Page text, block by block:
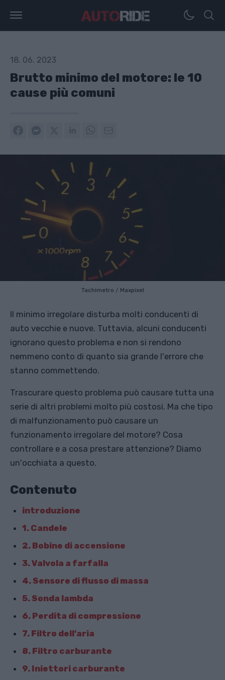
18. 06. 2023
Brutto minimo del motore: le 10
cause più comuni
Tachimetro / Maxpixel
Il minimo irregolare disturba molti conducenti di
auto vecchie e nuove. Tuttavia, alcuni conducenti
ignorano questo problema e non si rendono
nemmeno conto di quanto sia grande l'errore che
stanno commettendo.
Trascurare questo problema può causare tutta una
serie di altri problemi molto più costosi. Ma che tipo
di malfunzionamento può causare un
funzionamento irregolare del motore? Cosa
controllare e a cosa prestare attenzione? Diamo
un'occhiata a questo.
Contenuto
introduzione
1. Candele
2. Bobine di accensione
3. Valvola a farfalla
4. Sensore di flusso di massa
5. Sonda lambda
6. Perdita di compressione
7. Filtro dell'aria
8. Filtro carburante
9. Iniettori carburante